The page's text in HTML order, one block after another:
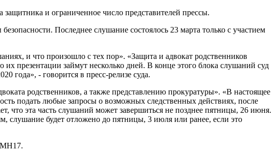
защитника и ограниченное число представителей прессы.
Последнее слушание состоялось 23 марта только с участием
и что произошло с тех пор». «Защита и адвокат родственников
презентации займут несколько дней. В конце этого блока слушаний суд
года», - говорится в пресс-релизе суда.
родственников, а также представлению прокуратуры». «В настоящее
подать любые запросы о возможных следственных действиях, после
что эта часть слушаний может завершиться не позднее пятницы, 26 июня.
слушание будет отложено до пятницы, 3 июля или ранее, если это
МН17.